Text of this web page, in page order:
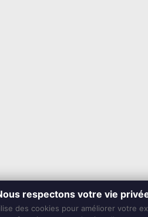
respectons votre vie
des cookies pour améliorer votre